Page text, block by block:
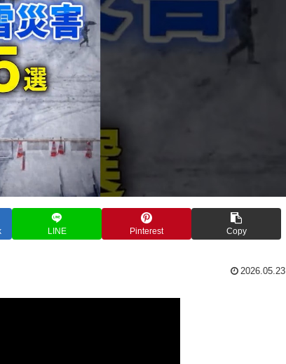
LINE Pinterest Copy
2026.05.23